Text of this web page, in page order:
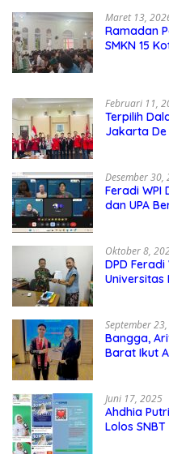
Maret 13,
Ramadan
SMKN 15
Februari 11,
Terpilih
Jakarta De
Desember 30,
Feradi WPI
dan UPA
Oktober 8,
DPD
Universitas
September
Bangga,
Barat Ikut
Juni 17, 2025
Ahdhia
Lolos